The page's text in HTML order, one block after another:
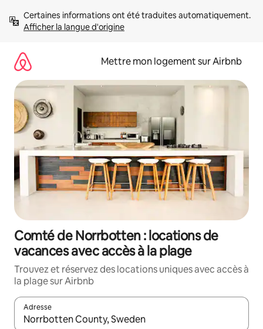
directement
Afficher la langue d'origine
Mettre mon logement sur Airbnb
Comté de Norrbotten : locations de
vacances avec accès à la plage
Trouvez et réservez des locations uniques avec accès à
la plage sur Airbnb
Adresse
Lorsque les résultats s'affichent, utilisez les flèches vers le